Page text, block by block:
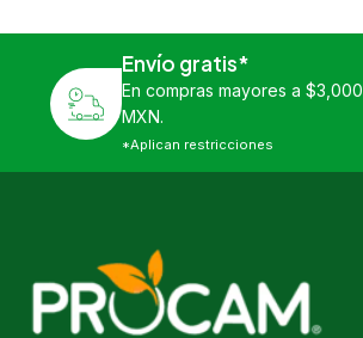
Envío gratis*
En compras mayores a $3,000
MXN.
*Aplican restricciones